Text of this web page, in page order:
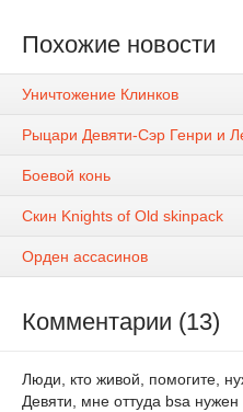
Похожие новости
Уничтожение Клинков
Рыцари Девяти-Сэр Генри и
Боевой конь
Cкин Knights of Old skinpack
Орден ассасинов
Комментарии (13)
Люди, кто живой, помогите,
Девяти, мне оттуда bsa нужен